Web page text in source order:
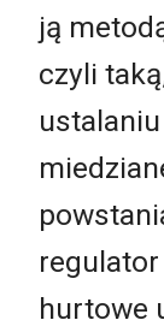
ją
czyli
hurtowe